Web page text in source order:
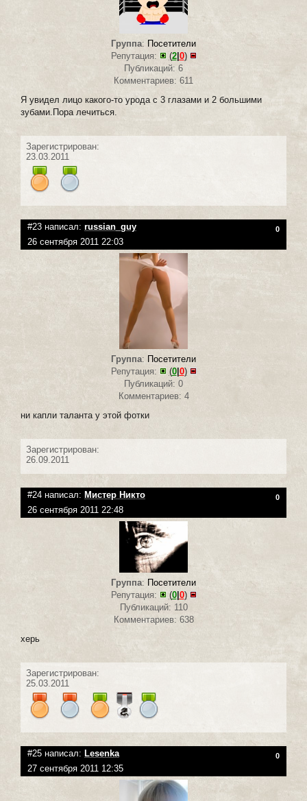
Группа: Посетители
Репутация:
(2| 0)
Публикаций: 6
Комментариев: 611
Я увидел лицо какого-то урода с 3 глазами и 2 большими
зубами.Пора лечиться.
Зарегистрирован:
23.03.2011
#23 написал: russian_guy 0
26 сентября 2011 22:03
Группа: Посетители
Репутация:
(0| 0)
Публикаций: 0
Комментариев: 4
ни капли таланта у этой фотки
Зарегистрирован:
26.09.2011
#24 написал: Мистер Никто 0
26 сентября 2011 22:48
Группа: Посетители
Репутация:
(0| 0)
Публикаций: 110
Комментариев: 638
херь
Зарегистрирован:
25.03.2011
#25 написал: Lesenka 0
27 сентября 2011 12:35